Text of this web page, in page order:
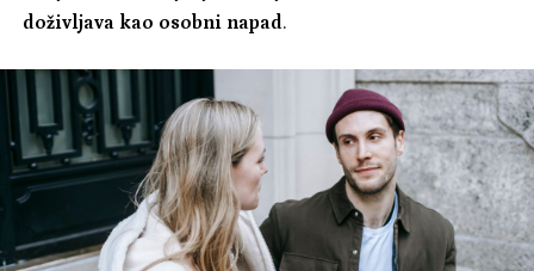
doživljava kao osobni napad.